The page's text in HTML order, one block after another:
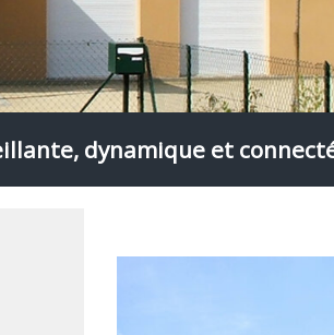
dynamique et